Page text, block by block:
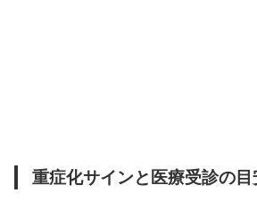
重症化サインと医療受診の目